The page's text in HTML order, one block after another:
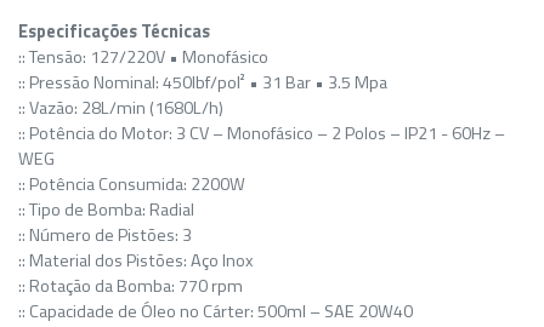
Especificações Técnicas
:: Tensão: 127/220V • Monofásico
:: Pressão Nominal: 450lbf/pol² • 31 Bar • 3.5 Mpa
:: Vazão: 28L/min (1680L/h)
:: Potência do Motor: 3 CV – Monofásico – 2 Polos – IP21 - 60Hz –
WEG
:: Potência Consumida: 2200W
:: Tipo de Bomba: Radial
:: Número de Pistões: 3
:: Material dos Pistões: Aço Inox
:: Rotação da Bomba: 770 rpm
:: Capacidade de Óleo no Cárter: 500ml – SAE 20W40